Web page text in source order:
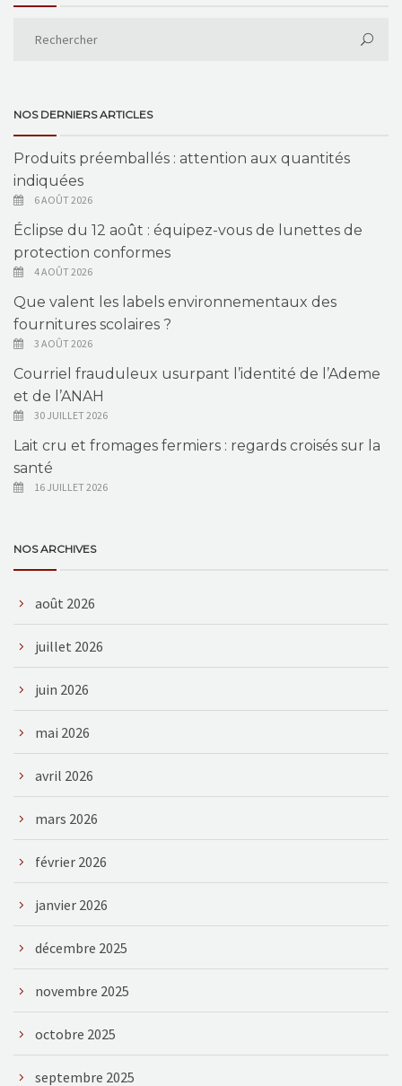
NOS DERNIERS ARTICLES
Produits préemballés : attention aux quantités
indiquées
6 AOÛT 2026
Éclipse du 12 août : équipez-vous de lunettes de
protection conformes
4 AOÛT 2026
Que valent les labels environnementaux des
fournitures scolaires ?
3 AOÛT 2026
Courriel frauduleux usurpant l’identité de l’Ademe
et de l’ANAH
30 JUILLET 2026
Lait cru et fromages fermiers : regards croisés sur la
santé
16 JUILLET 2026
NOS ARCHIVES
août 2026
juillet 2026
juin 2026
mai 2026
avril 2026
mars 2026
février 2026
janvier 2026
décembre 2025
novembre 2025
octobre 2025
septembre 2025